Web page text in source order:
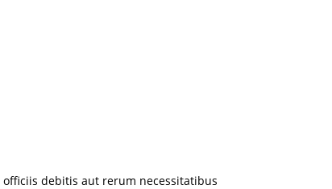
debitis aut rerum necessitatibus